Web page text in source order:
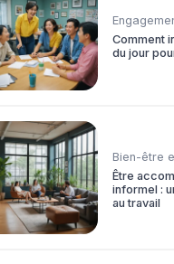
Comment
du jour
Bien-être
Être
informel :
au travail